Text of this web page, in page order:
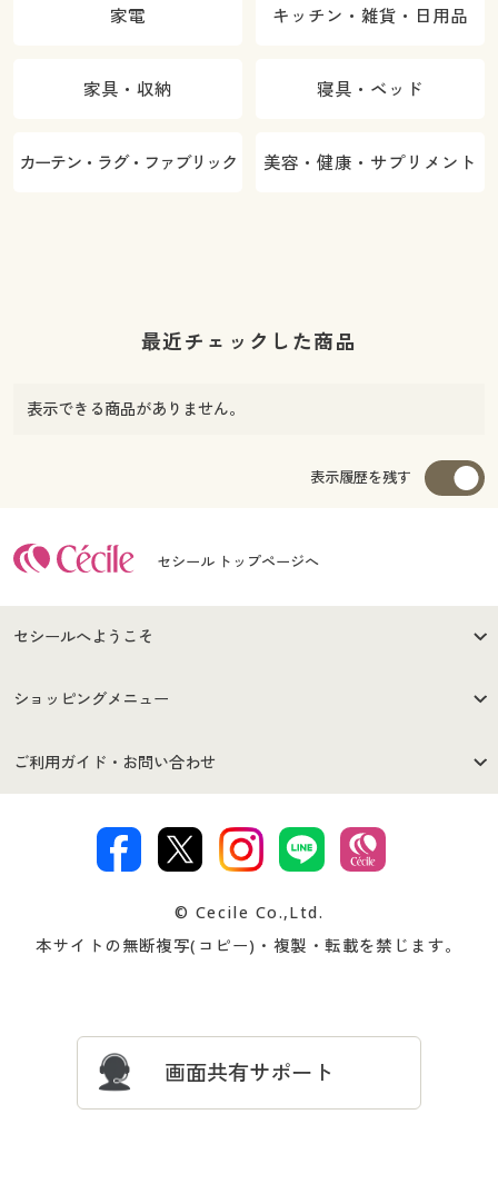
家電 キッチン・雑貨・日用品
家具・収納 寝具・ベッド
カーテン・ラグ・ファブリック 美容・健康・サプリメント
最近チェックした商品
表示できる商品がありません。
表示履歴を残す
セシール トップページへ
セシールへようこそ
はじめての方へ
セシールご利用規約
著作権・商標について 会社案内
ショッピングメニュー
商品カテゴリ
プレゼント＆キャンペーン サイトマップ
ご利用ガイド・お問い合わせ
交換・返品は お支払は
ついて
忘れの場合
© Cecile Co.,Ltd.
本サイトの無断複写(コピー)・複製・転載を禁じます。
画面共有サポート